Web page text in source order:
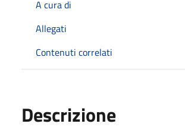
A cura di
Allegati
Contenuti correlati
Descrizione